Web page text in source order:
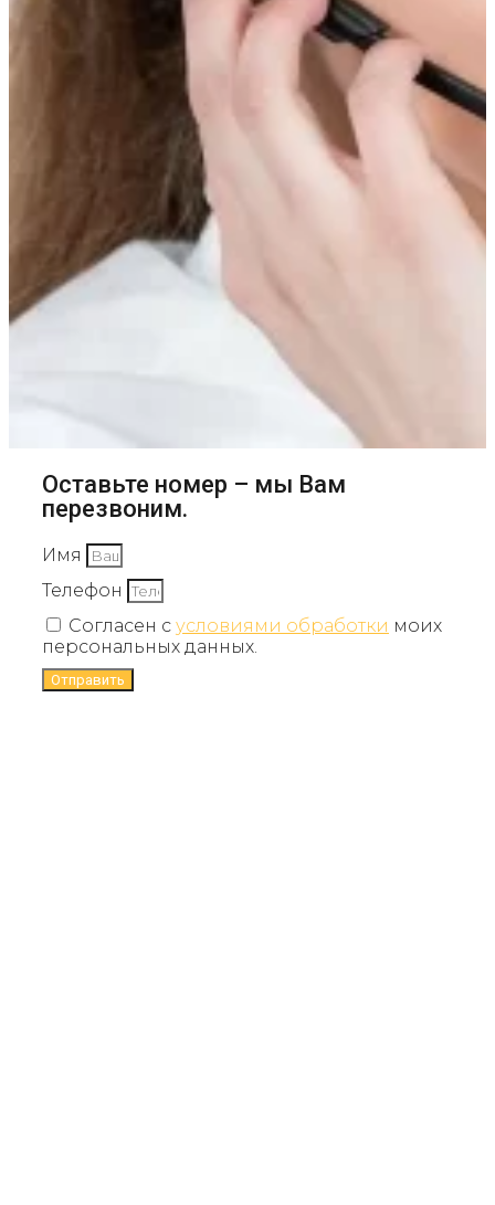
Оставьте номер – мы Вам
перезвоним.
Имя
Телефон
Согласен с условиями обработки моих
персональных данных.
Отправить